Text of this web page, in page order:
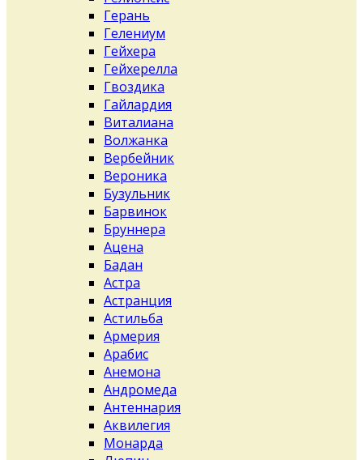
Герань
Гелениум
Гейхера
Гейхерелла
Гвоздика
Гайлардия
Виталиана
Волжанка
Вербейник
Вероника
Бузульник
Барвинок
Бруннера
Ацена
Бадан
Астра
Астранция
Астильба
Армерия
Арабис
Анемона
Андромеда
Антеннария
Аквилегия
Монарда